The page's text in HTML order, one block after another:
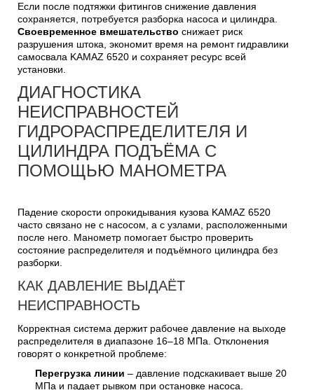
Если после подтяжки фитингов снижение давления
сохраняется, потребуется разборка насоса и цилиндра.
Своевременное вмешательство снижает риск
разрушения штока, экономит время на ремонт гидравлики
самосвала KAMAZ 6520 и сохраняет ресурс всей
установки.
ДИАГНОСТИКА
НЕИСПРАВНОСТЕЙ
ГИДРОРАСПРЕДЕЛИТЕЛЯ И
ЦИЛИНДРА ПОДЪЁМА С
ПОМОЩЬЮ МАНОМЕТРА
Падение скорости опрокидывания кузова KAMAZ 6520
часто связано не с насосом, а с узлами, расположенными
после него. Манометр помогает быстро проверить
состояние распределителя и подъёмного цилиндра без
разборки.
КАК ДАВЛЕНИЕ ВЫДАЁТ
НЕИСПРАВНОСТЬ
Корректная система держит рабочее давление на выходе
распределителя в диапазоне 16–18 МПа. Отклонения
говорят о конкретной проблеме:
Перегрузка линии – давление подскакивает выше 20
МПа и падает рывком при остановке насоса.